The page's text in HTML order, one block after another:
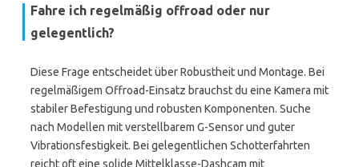
Fahre ich regelmäßig offroad oder nur
gelegentlich?
Diese Frage entscheidet über Robustheit und Montage. Bei
regelmäßigem Offroad-Einsatz brauchst du eine Kamera mit
stabiler Befestigung und robusten Komponenten. Suche
nach Modellen mit verstellbarem G-Sensor und guter
Vibrationsfestigkeit. Bei gelegentlichen Schotterfahrten
reicht oft eine solide Mittelklasse-Dashcam mit